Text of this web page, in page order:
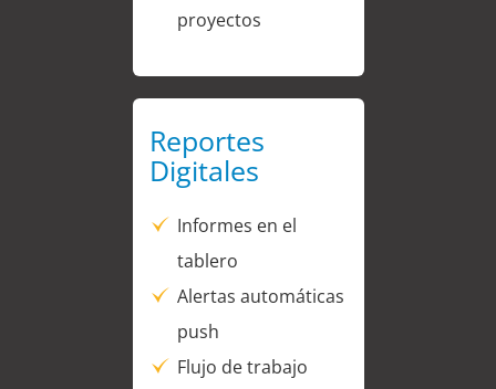
proyectos
Reportes
Digitales
Informes en el
tablero
Alertas automáticas
push
Flujo de trabajo